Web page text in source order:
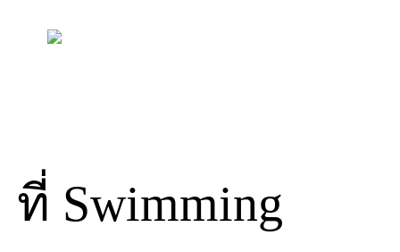
ที่ Swimming